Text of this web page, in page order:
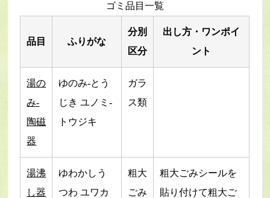
ゴミ品目一覧
品目 ふりがな
分別
区分
出し方・ワンポイ
ント
湯の
み-
陶磁
器
ゆのみ-とう
じき ユノミ-
トウジキ
ガラ
ス類
湯沸
し器
ゆわかしう
つわ ユワカ
粗大
ごみ
粗大ごみシールを
貼り付けて粗大ご